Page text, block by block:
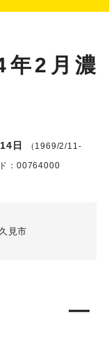
年2月濃
日
（1969/2/11-
：00764000
見市